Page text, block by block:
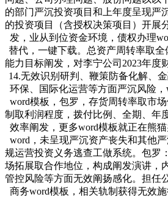
的部门严沉投资项目和上年度呈现严
的投资项目（含授权决策项目）开展
发，业从到位资金环境，债权办理
替代，一键下载。总资产周转率取
能力目标阐发，对李宁公司2023年度
14.无效识别研判、鞭策防备化解、
环保、国际化运营等方面严沉风险
word模板，包罗，存货周转率取市
制取利润程度，拨付比例、全期、年
效率阐发，更多word模板就正在熊
word，未呈现严沉资产丧失和其他
规运营投资义务逃查工做系统。包罗
场拓展取合作地位，构成阐发演讲，
管控风险等方面无效阐扬感化。担任
商务word模板，相关轨制获得无效